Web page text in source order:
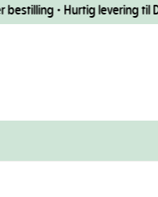
• Hurtig levering til